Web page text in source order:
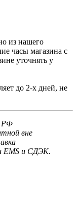
из нашего
часы магазина с
уточнять у
до 2-х дней, не
РФ
вне
EMS и СДЭК.